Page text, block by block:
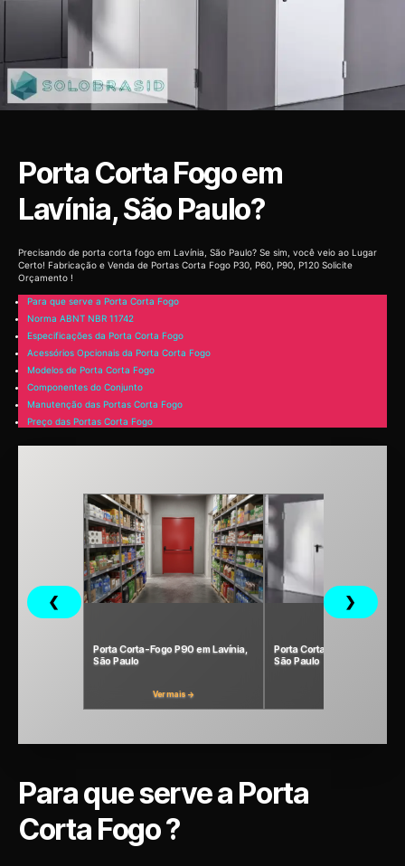
Porta Corta Fogo em
Lavínia, São Paulo?
Precisando de porta corta fogo em Lavínia, São Paulo? Se sim, você veio ao Lugar
Certo! Fabricação e Venda de Portas Corta Fogo P30, P60, P90, P120 Solicite
Orçamento !
Para que serve a Porta Corta Fogo
Norma ABNT NBR 11742
Especificações da Porta Corta Fogo
Acessórios Opcionais da Porta Corta Fogo
Modelos de Porta Corta Fogo
Componentes do Conjunto
Manutenção das Portas Corta Fogo
Preço das Portas Corta Fogo
❮
Porta Corta-Fogo P90 em Lavínia,
São Paulo
Ver mais →
Porta Corta Fogo P120 em
São Paulo
❯
Para que serve a Porta
Corta Fogo ?